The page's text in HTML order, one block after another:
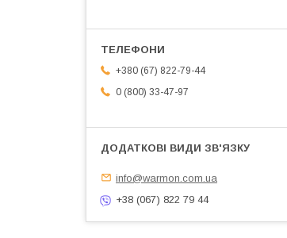
+380 (67) 822-79-44
0 (800) 33-47-97
info@warmon.com.ua
+38 (067) 822 79 44